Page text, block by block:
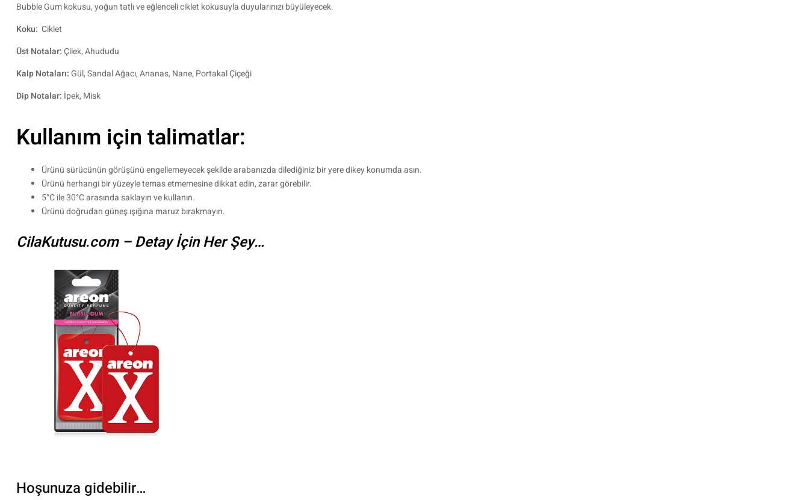
Bubble Gum kokusu, yoğun tatlı ve eğlenceli ciklet kokusuyla duyularınızı büyüleyecek.
Koku: Ciklet
Üst Notalar:Çilek, Ahududu
Kalp Notaları:Gül, Sandal Ağacı, Ananas, Nane, Portakal Çiçeği
Dip Notalar: İpek, Misk
Kullanım için talimatlar:
Ürünü sürücünün görüşünü engellemeyecek şekilde arabanızda dilediğiniz bir yere dikey konumda asın.
Ürünü herhangi bir yüzeyle temas etmemesine dikkat edin, zarar görebilir.
5°C ile 30°C arasında saklayın ve kullanın.
Ürünü doğrudan güneş ışığına maruz bırakmayın.
CilaKutusu.com – Detay İçin Her Şey…
Hoşunuza gidebilir…